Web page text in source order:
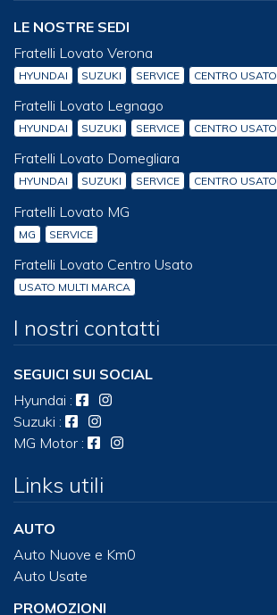
LE NOSTRE SEDI
Fratelli Lovato Verona
HYUNDAI SUZUKI SERVICE CENTRO USATO
Fratelli Lovato Legnago
HYUNDAI SUZUKI SERVICE CENTRO USATO
Fratelli Lovato Domegliara
HYUNDAI SUZUKI SERVICE CENTRO USATO
Fratelli Lovato MG
MG SERVICE
Fratelli Lovato Centro Usato
USATO MULTI MARCA
I nostri contatti
SEGUICI SUI SOCIAL
Hyundai :
Suzuki :
MG Motor :
Links utili
AUTO
Auto Nuove e Km0
Auto Usate
PROMOZIONI